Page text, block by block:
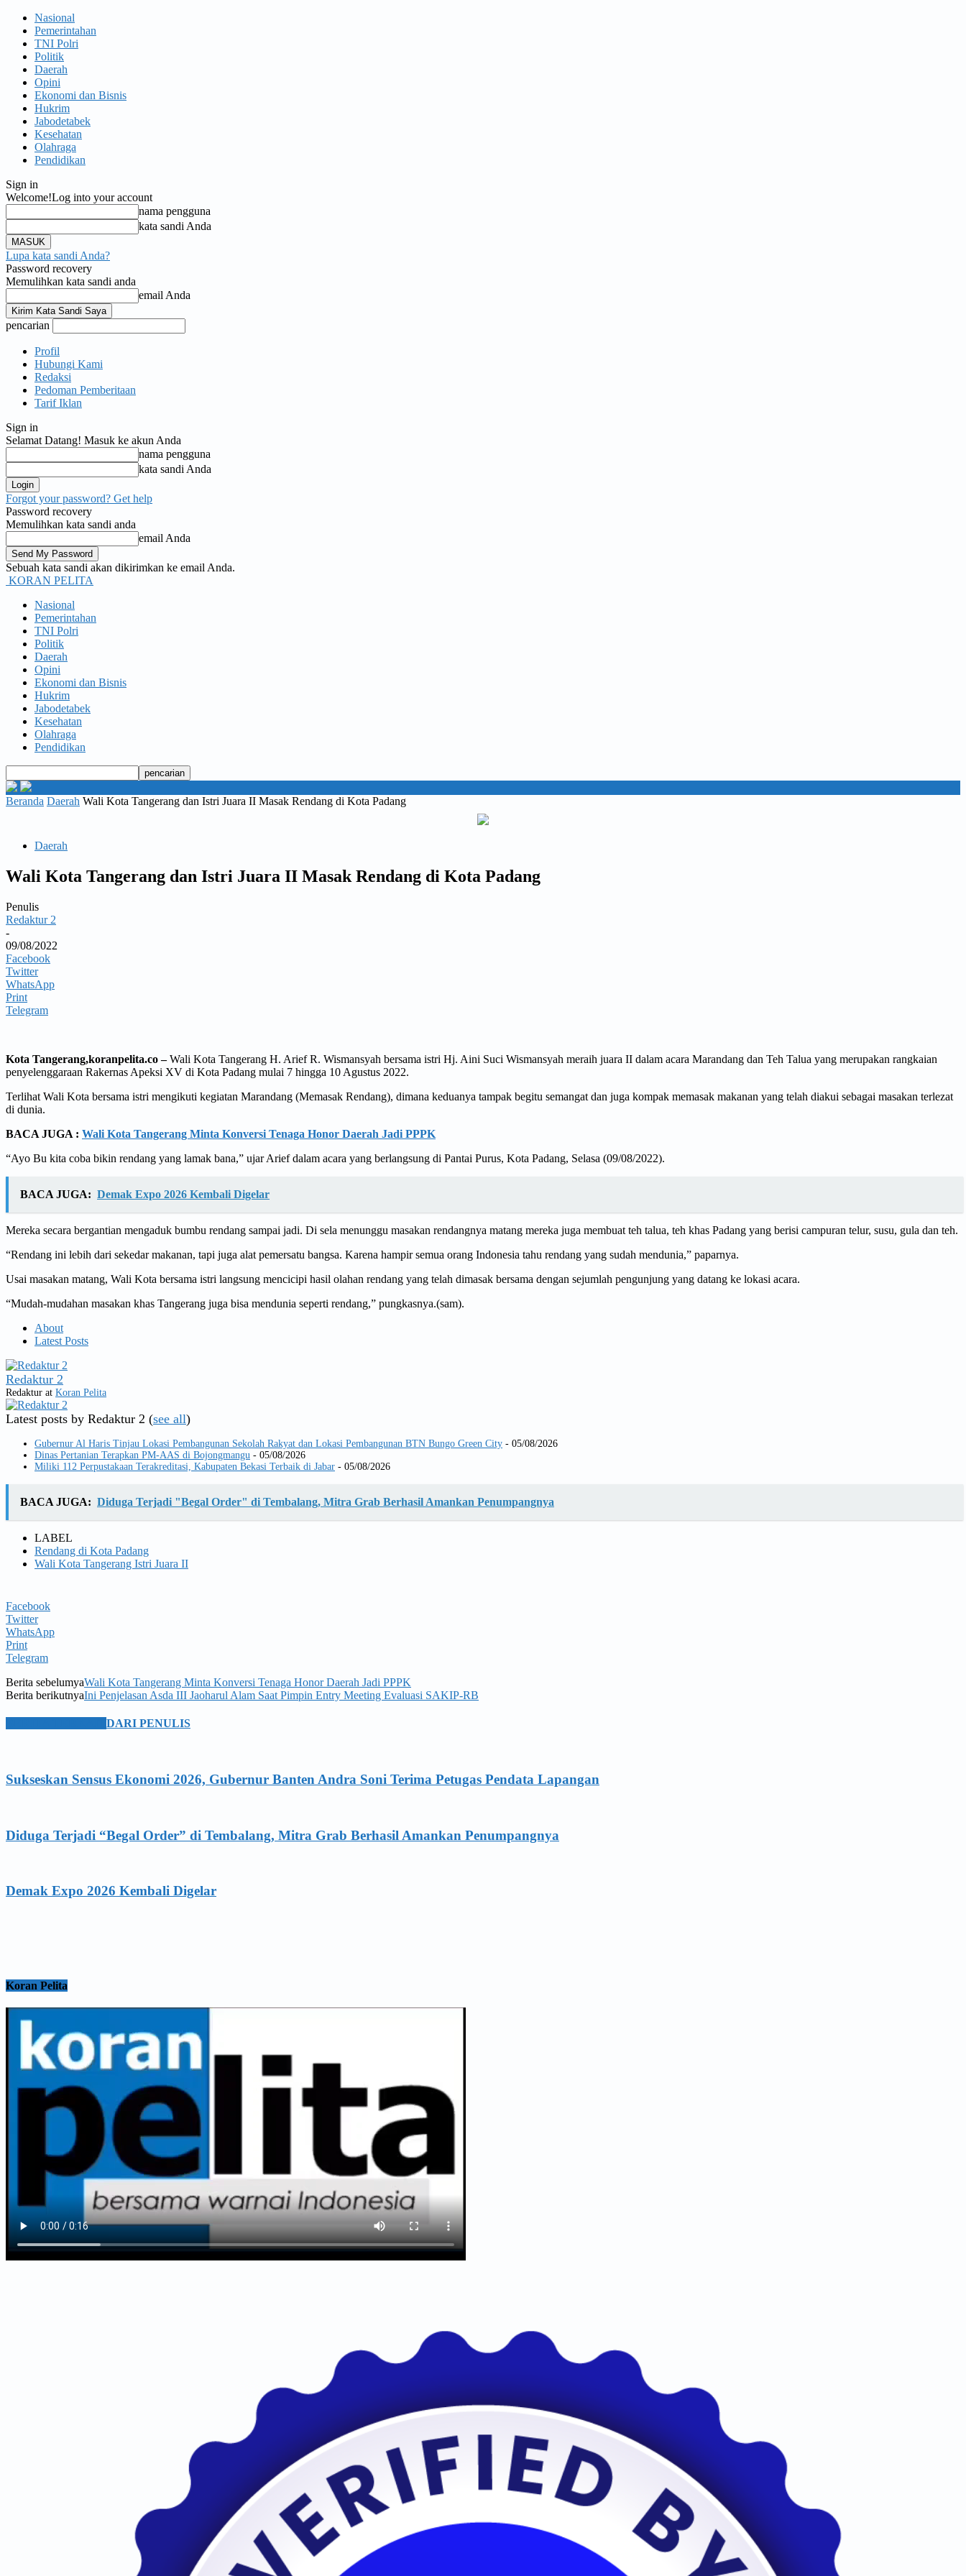
Nasional
Pemerintahan
TNI Polri
Politik
Daerah
Opini
Ekonomi dan Bisnis
Hukrim
Jabodetabek
Kesehatan
Olahraga
Pendidikan
Sign in
Welcome!Log into your account
nama pengguna
kata sandi Anda
Lupa kata sandi Anda?
Password recovery
Memulihkan kata sandi anda
email Anda
pencarian
Profil
Hubungi Kami
Redaksi
Pedoman Pemberitaan
Tarif Iklan
Sign in
Selamat Datang! Masuk ke akun Anda
nama pengguna
kata sandi Anda
Forgot your password? Get help
Password recovery
Memulihkan kata sandi anda
email Anda
Sebuah kata sandi akan dikirimkan ke email Anda.
KORAN PELITA
Nasional
Pemerintahan
TNI Polri
Politik
Daerah
Opini
Ekonomi dan Bisnis
Hukrim
Jabodetabek
Kesehatan
Olahraga
Pendidikan
Beranda Daerah Wali Kota Tangerang dan Istri Juara II Masak Rendang di Kota Padang
Daerah
Wali Kota Tangerang dan Istri Juara II Masak Rendang di Kota Padang
Penulis
Redaktur 2
-
09/08/2022
Facebook
Twitter
WhatsApp
Print
Telegram
Kota Tangerang,koranpelita.co –Wali Kota Tangerang H. Arief R. Wismansyah bersama istri Hj. Aini Suci Wismansyah meraih juara II dalam acara Marandang dan Teh Talua yang merupakan rangkaian
penyelenggaraan Rakernas Apeksi XV di Kota Padang mulai 7 hingga 10 Agustus 2022.
Terlihat Wali Kota bersama istri mengikuti kegiatan Marandang (Memasak Rendang), dimana keduanya tampak begitu semangat dan juga kompak memasak makanan yang telah diakui sebagai masakan terlezat
di dunia.
BACA JUGA : Wali Kota Tangerang Minta Konversi Tenaga Honor Daerah Jadi PPPK
“Ayo Bu kita coba bikin rendang yang lamak bana,” ujar Arief dalam acara yang berlangsung di Pantai Purus, Kota Padang, Selasa (09/08/2022).
BACA JUGA: Demak Expo 2026 Kembali Digelar
Mereka secara bergantian mengaduk bumbu rendang sampai jadi. Di sela menunggu masakan rendangnya matang mereka juga membuat teh talua, teh khas Padang yang berisi campuran telur, susu, gula dan teh.
“Rendang ini lebih dari sekedar makanan, tapi juga alat pemersatu bangsa. Karena hampir semua orang Indonesia tahu rendang yang sudah mendunia,” paparnya.
Usai masakan matang, Wali Kota bersama istri langsung mencicipi hasil olahan rendang yang telah dimasak bersama dengan sejumlah pengunjung yang datang ke lokasi acara.
“Mudah-mudahan masakan khas Tangerang juga bisa mendunia seperti rendang,” pungkasnya.(sam).
About
Latest Posts
Redaktur 2
Redaktur at Koran Pelita
Latest posts by Redaktur 2 (see all)
Gubernur Al Haris Tinjau Lokasi Pembangunan Sekolah Rakyat dan Lokasi Pembangunan BTN Bungo Green City - 05/08/2026
Dinas Pertanian Terapkan PM-AAS di Bojongmangu - 05/08/2026
Miliki 112 Perpustakaan Terakreditasi, Kabupaten Bekasi Terbaik di Jabar - 05/08/2026
BACA JUGA: Diduga Terjadi "Begal Order" di Tembalang, Mitra Grab Berhasil Amankan Penumpangnya
LABEL
Rendang di Kota Padang
Wali Kota Tangerang Istri Juara II
Facebook
Twitter
WhatsApp
Print
Telegram
Berita sebelumyaWali Kota Tangerang Minta Konversi Tenaga Honor Daerah Jadi PPPK
Berita berikutnyaIni Penjelasan Asda III Jaoharul Alam Saat Pimpin Entry Meeting Evaluasi SAKIP-RB
DARI PENULIS
Sukseskan Sensus Ekonomi 2026, Gubernur Banten Andra Soni Terima Petugas Pendata Lapangan
Diduga Terjadi “Begal Order” di Tembalang, Mitra Grab Berhasil Amankan Penumpangnya
Demak Expo 2026 Kembali Digelar
Koran Pelita